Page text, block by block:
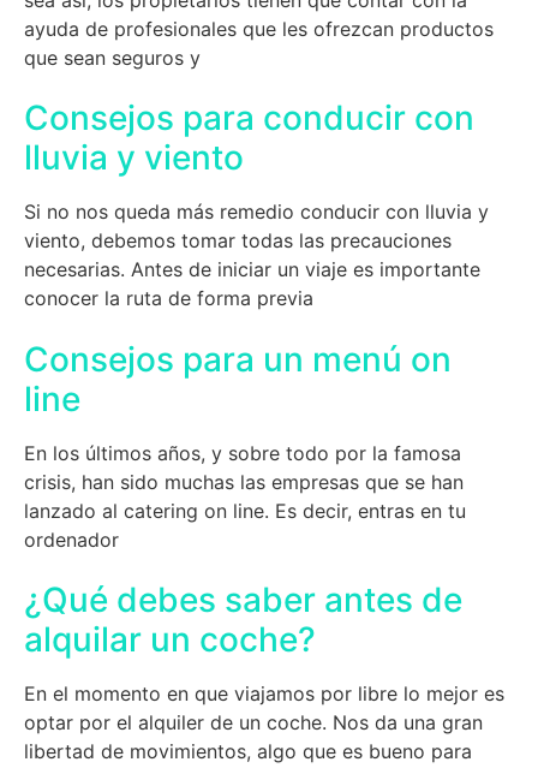
ayuda de profesionales que les ofrezcan productos
que sean seguros y
Consejos para conducir con
lluvia y viento
Si no nos queda más remedio conducir con lluvia y
viento, debemos tomar todas las precauciones
necesarias. Antes de iniciar un viaje es importante
conocer la ruta de forma previa
Consejos para un menú on
line
En los últimos años, y sobre todo por la famosa
crisis, han sido muchas las empresas que se han
lanzado al catering on line. Es decir, entras en tu
ordenador
¿Qué debes saber antes de
alquilar un coche?
En el momento en que viajamos por libre lo mejor es
optar por el alquiler de un coche. Nos da una gran
libertad de movimientos, algo que es bueno para